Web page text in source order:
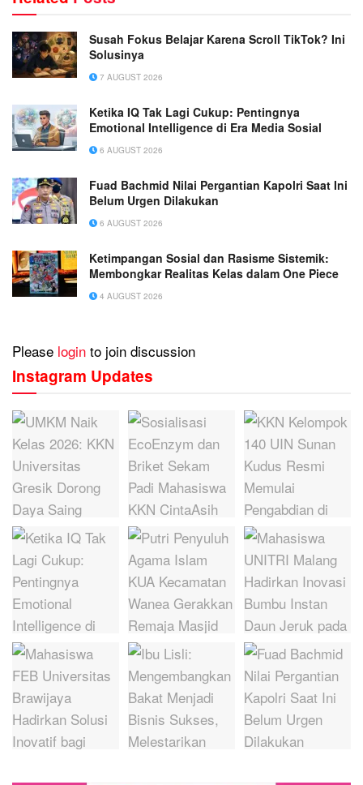
Susah Fokus Belajar Karena Scroll TikTok? Ini
Solusinya
7 AUGUST 2026
Ketika IQ Tak Lagi Cukup: Pentingnya
Emotional Intelligence di Era Media Sosial
6 AUGUST 2026
Fuad Bachmid Nilai Pergantian Kapolri Saat Ini
Belum Urgen Dilakukan
6 AUGUST 2026
Ketimpangan Sosial dan Rasisme Sistemik:
Membongkar Realitas Kelas dalam One Piece
4 AUGUST 2026
Please login to join discussion
Instagram Updates